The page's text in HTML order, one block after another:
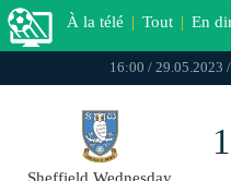
À la télé | Tout | En
16:00 / 29.05.2023